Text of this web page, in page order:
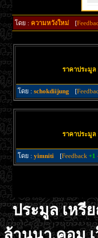
โดย : ความหวังใหม่ [
ราคาประมูล
โดย : schokdiijung [
ราคาประมูล
โดย : yimniti [Feedback +1
ประมูล เหรี